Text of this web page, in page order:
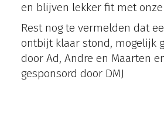
en blijven lekker fit met
Rest nog te vermelden dat
ontbijt klaar stond, mogelijk
door Ad, Andre en Maarten
gesponsord door DMJ